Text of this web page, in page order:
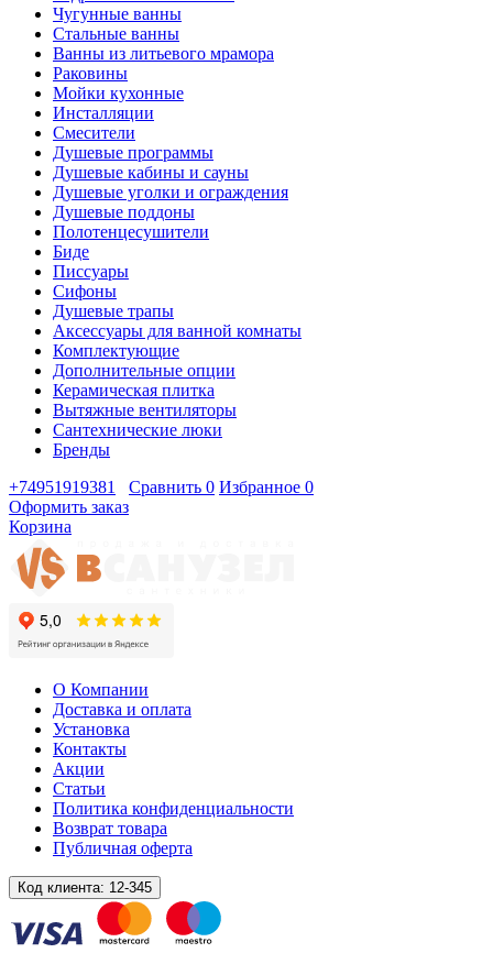
Чугунные ванны
Стальные ванны
Ванны из литьевого мрамора
Раковины
Мойки кухонные
Инсталляции
Смесители
Душевые программы
Душевые кабины и сауны
Душевые уголки и ограждения
Душевые поддоны
Полотенцесушители
Биде
Писсуары
Сифоны
Душевые трапы
Аксессуары для ванной комнаты
Комплектующие
Дополнительные опции
Керамическая плитка
Вытяжные вентиляторы
Сантехнические люки
Бренды
+74951919381
Сравнить 0 Избранное 0
Оформить заказ
Корзина
О Компании
Доставка и оплата
Установка
Контакты
Акции
Статьи
Политика конфиденциальности
Возврат товара
Публичная оферта
Код клиента: 12-345